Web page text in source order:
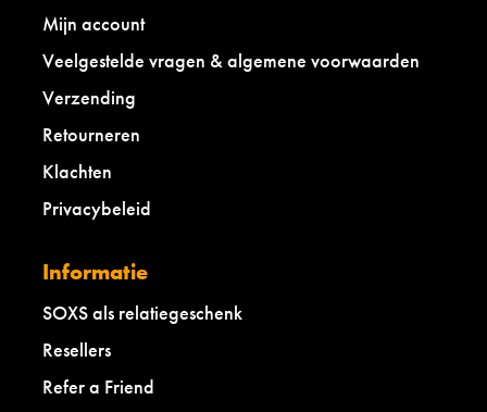
Mijn account
Veelgestelde vragen & algemene voorwaarden
Verzending
Retourneren
Klachten
Privacybeleid
Informatie
SOXS als relatiegeschenk
Resellers
Refer a Friend